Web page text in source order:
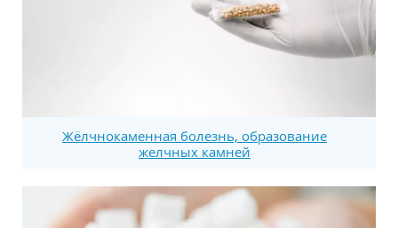
Жёлчнокаменная болезнь, образование
желчных камней